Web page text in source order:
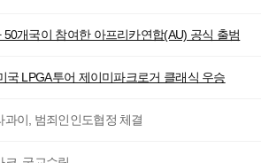
50개국이 참여한 아프리카연합(AU) 공식 출범
국 LPGA투어 제이미파크로거 클래식 우승
과이, 범죄인인도협정 체결